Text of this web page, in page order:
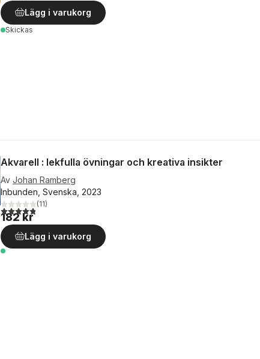
Lägg i varukorg
Skickas
Akvarell : lekfulla övningar och kreativa insikter
Av Johan Ramberg
Inbunden, Svenska, 2023
4,8utav 5 stjärnor. Totalt antal röster:
(11)
182 kr
Lägg i varukorg